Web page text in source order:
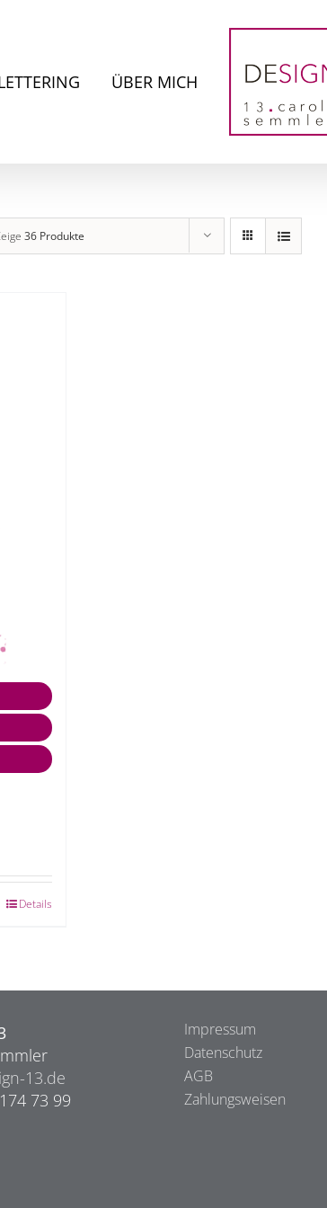
ÜBER MICH
36 Produkte
Details
13.de
73 99
Impressum
Datenschutz
AGB
Zahlungsweisen